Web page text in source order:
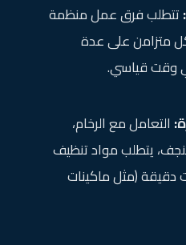
تتطلب فرق عمل منظمة
متزامن على عدة
وقت قياسي.
التعامل مع الرخام،
يتطلب مواد تنظيف
دقيقة (مثل ماكينات